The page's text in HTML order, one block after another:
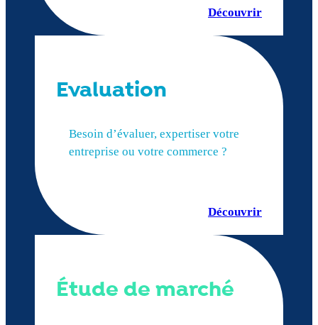
Découvrir
Evaluation
Besoin d’évaluer, expertiser votre
entreprise ou votre commerce ?
Découvrir
Étude de marché